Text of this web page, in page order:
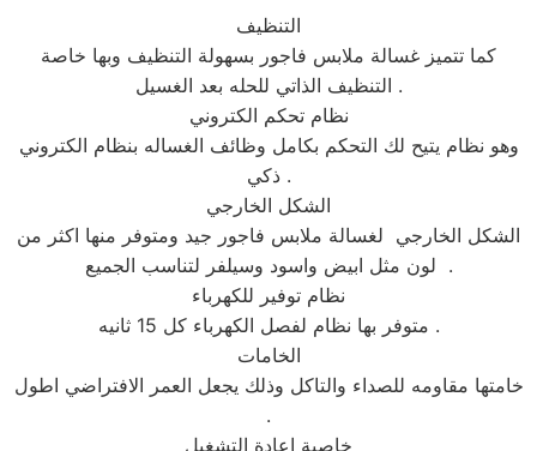
التنظيف
كما تتميز غسالة ملابس فاجور بسهولة التنظيف وبها خاصة
التنظيف الذاتي للحله بعد الغسيل .
نظام تحكم الكتروني
وهو نظام يتيح لك التحكم بكامل وظائف الغساله بنظام الكتروني
ذكي .
الشكل الخارجي
الشكل الخارجي لغسالة ملابس فاجور جيد ومتوفر منها اكثر من
لون مثل ابيض واسود وسيلفر لتناسب الجميع .
نظام توفير للكهرباء
متوفر بها نظام لفصل الكهرباء كل 15 ثانيه .
الخامات
خامتها مقاومه للصداء والتاكل وذلك يجعل العمر الافتراضي اطول
.
خاصية اعادة التشغيل